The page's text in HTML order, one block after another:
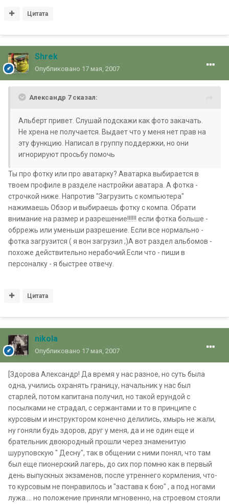
Цитата
Shrek
Опубликовано 17 мая, 2007
Александр 7 сказал:
Альберт привет. Слушай подскажи как фото закачать.
Не хрена не получается. Выдает что у меня нет прав на
эту функцию. Написал в группу поддержки, но они
игнорируют просьбу помочь
Ты про фотку или про аватарку? Аватарка выбирается в
твоем профиле в разделе настройки аватара. А фотка -
строчкой ниже. Напротив "Загрузить с компьютера"
нажимаешь Обзор и выбираешь фотку с компа. Обрати
внимание на размер и разрешение!!!!!! если фотка больше -
обррежь или уменьши разрешение. Если все нормально -
фотка загрузится ( я вон загрузил ;)А вот раздел альбомов -
похоже действительно нерабочий.Если что - пиши в
персоналку - я быстрее отвечу.
Цитата
nikola
Опубликовано 17 мая, 2007
[Здорова Александр! Да время у нас разное, но суть была
одна, учились охранять границу, начальник у нас был
старлей, потом капитана получил, но такой ерундой с
посылками не страдал, с сержантами и то в принципе с
курсовым и инструктором конечно делились, хмырь не жали,
ну гоняли будь здоров, друг у меня, да и не один еще и
брательник двоюродный прошли через знаменитую
шуруповскую " Десну", так в общении с ними понял, что там
был еще пионерский лагерь, до сих пор помню как в первый
день выпускных экзаменов, после утреннего кормления, что-
то курсовым не понравилось и "застава к бою" , а под ногами
лужа.... но положение приняли мгновенно, на строевом стояли